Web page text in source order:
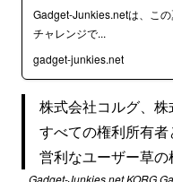
Gadget-Junkies.netは、こ
チャレンジで...
gadget-junkies.net
株式会社コルグ、
すべての権利所有
営利なユーザー草の
Gadget-Junkies.net KORG